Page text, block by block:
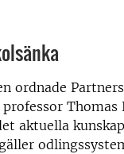
ordnade
Thomas
aktuella